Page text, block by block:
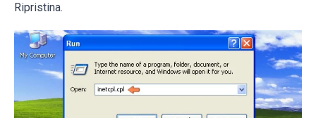
Ripristina.